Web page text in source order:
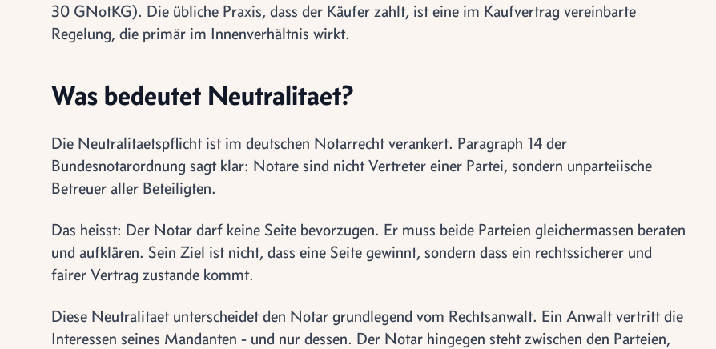
30 GNotKG). Die übliche Praxis, dass der Käufer zahlt, ist eine im Kaufvertrag vereinbarte
Regelung, die primär im Innenverhältnis wirkt.
Was bedeutet Neutralitaet?
Die Neutralitaetspflicht ist im deutschen Notarrecht verankert. Paragraph 14 der
Bundesnotarordnung sagt klar: Notare sind nicht Vertreter einer Partei, sondern unparteiische
Betreuer aller Beteiligten.
Das heisst: Der Notar darf keine Seite bevorzugen. Er muss beide Parteien gleichermassen beraten
und aufklären. Sein Ziel ist nicht, dass eine Seite gewinnt, sondern dass ein rechtssicherer und
fairer Vertrag zustande kommt.
Diese Neutralitaet unterscheidet den Notar grundlegend vom Rechtsanwalt. Ein Anwalt vertritt die
Interessen seines Mandanten - und nur dessen. Der Notar hingegen steht zwischen den Parteien,